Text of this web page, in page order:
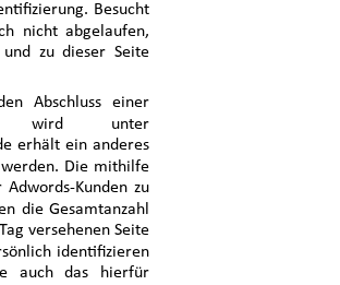
Besucht
nicht abgelaufen,
zu dieser Seite
Abschluss einer
wird unter
erhält ein anderes
werden. Die mithilfe
Kunden zu
die Gesamtanzahl
versehenen Seite
identifizieren
auch das hierfür